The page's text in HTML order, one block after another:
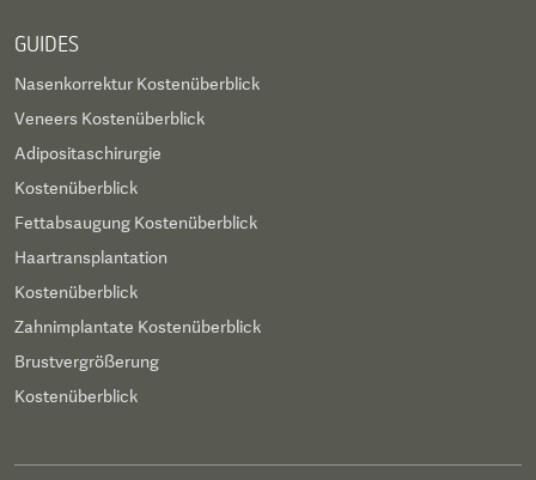
GUIDES
Nasenkorrektur Kostenüberblick
Veneers Kostenüberblick
Adipositaschirurgie
Kostenüberblick
Fettabsaugung Kostenüberblick
Haartransplantation
Kostenüberblick
Zahnimplantate Kostenüberblick
Brustvergrößerung
Kostenüberblick